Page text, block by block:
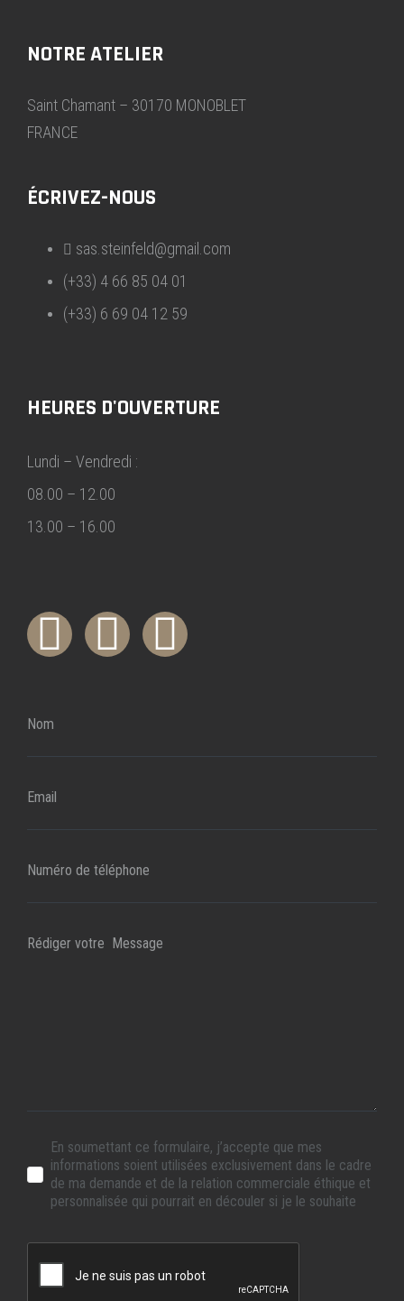
NOTRE ATELIER
Saint Chamant – 30170 MONOBLET
FRANCE
ÉCRIVEZ-NOUS
sas.steinfeld@gmail.com
(+33) 4 66 85 04 01
(+33) 6 69 04 12 59
HEURES D'OUVERTURE
Lundi – Vendredi :
08.00 – 12.00
13.00 – 16.00
En soumettant ce formulaire, j’accepte que mes
informations soient utilisées exclusivement dans le cadre
de ma demande et de la relation commerciale éthique et
personnalisée qui pourrait en découler si je le souhaite